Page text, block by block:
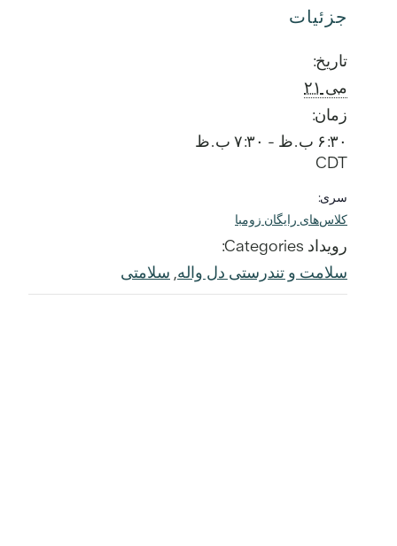
جزئیات
تاریخ:
می ۲۱
زمان:
۶:۳۰ ب.ظ - ۷:۳۰ ب.ظ
CDT
سری:
کلاس‌های رایگان زومبا
رویداد Categories:
سلامت و تندرستی دل واله, سلامتی